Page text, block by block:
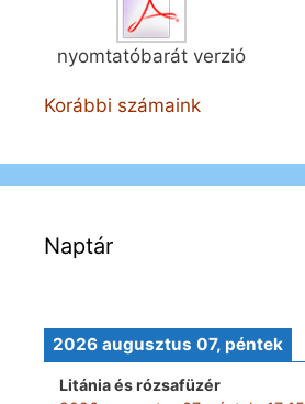
nyomtatóbarát verzió
Korábbi számaink
Naptár
2026 augusztus 07, péntek
Litánia és rózsafüzér